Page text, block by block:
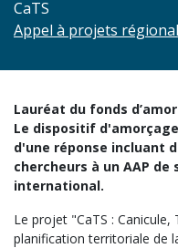
CaTS
Appel à projets
Lauréat du fonds
Le dispositif
d'une réponse incluant
chercheurs à un AAP
international.
Le projet "CaTS :
planification territoriale de